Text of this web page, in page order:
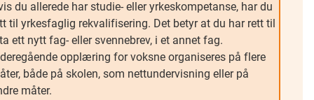
du allerede har studie- eller yrkeskompetanse, har du
til yrkesfaglig rekvalifisering. Det betyr at du har rett til
ett nytt fag- eller svennebrev, i et annet fag.
opplæring for voksne organiseres på flere
både på skolen, som nettundervisning eller på
måter.